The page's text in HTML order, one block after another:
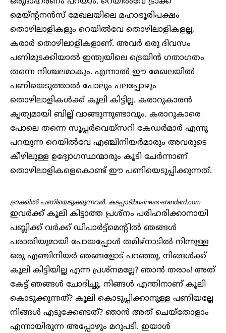
മെയ്ന്റനൻസ് മേഖലയിലെ മഹാഭൂരിപക്ഷം
തൊഴിലാളികളും റെയിൽവേ തൊഴിലാളികളല്ല,
കരാർ തൊഴിലാളികളാണ്. അവർ ഒരു ദിവസം
പണിമുടക്കിയാൽ ഇന്ത്യയിലെ ട്രെയിൻ ഗതാഗതം
തന്നെ നിശ്ചലമാകും. എന്നാൽ ഈ മേഖലയിൽ
പണിയെടുത്താൽ പോലും പലപ്പോഴും
തൊഴിലാളികൾക്ക് കൂലി കിട്ടില്ല. കരാറുകാരൻ
കൃത്യമായി ബില്ല് വാങ്ങുന്നുണ്ടാവും. കരാറുകാരെ
പോലെ തന്നെ സൂപ്പർവെയ്സറി കേഡർമാർ എന്നു
പറയുന്ന റെയിൽവേ എഞ്ചിനിയർമാരും അവരുടെ
കീഴിലുള്ള ഉദ്യോഗസ്ഥന്മാരും കൂടി ചേർന്നാണ്
തൊഴിലാളികളെകൊണ്ട് ഈ പണിയെടുപ്പിക്കുന്നത്.
ട്രാക്കിൽ പണിയെടുക്കുന്നവർ. കടപ്പാട്:business-standard.com
ഇവർക്ക് കൂലി കിട്ടാത്ത പ്രശ്നം പരിഹരിക്കാനായി
പബ്ലിക്ക് വർക്ക് ഡിപാർട്ട്മെന്റിൽ ഞങ്ങൾ
പരാതിയുമായി പോയപ്പോൾ തമിഴ്നാടിൽ നിന്നുള്ള
ഒരു എഞ്ചിനിയർ ഞങ്ങളോട് പറഞ്ഞു, നിങ്ങൾക്ക്
കൂലി കിട്ടിയില്ല എന്ന പ്രശ്നമല്ലേ? ഞാൻ തരാം! അത്
കേട്ട് ഞങ്ങൾ ചോദിച്ചു, നിങ്ങൾ എന്തിനാണ് കൂലി
കൊടുക്കുന്നത്? കൂലി കൊടുപ്പിക്കാനുള്ള പണിയല്ലേ
നിങ്ങൾ എടുക്കേണ്ടത്? ഞാൻ അത് ചെയ്തോളാം
എന്നായിരുന്ന അപ്പോഴും മറുപടി. ഇയാൾ